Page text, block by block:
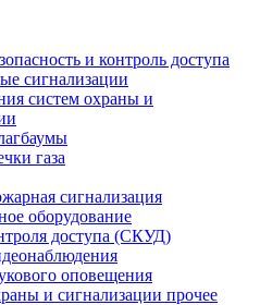
и контроль доступа
сигнализации
систем охраны и
газа
сигнализация
оборудование
доступа (СКУД)
оповещения
и сигнализации прочее